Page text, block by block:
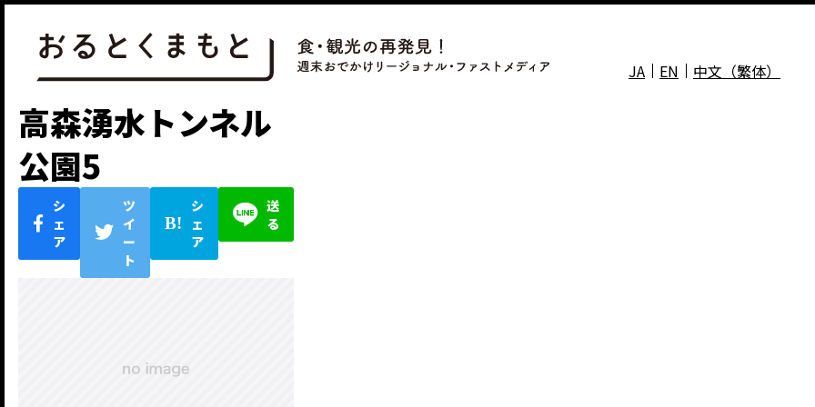
JA EN 中文（繁体）
高森湧水トンネル
公園5
シ
ェ
ア
ツ
イ
ー
ト
シ
ェ
ア
送
る